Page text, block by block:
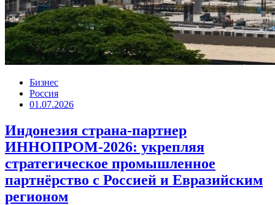
Бизнес
Россия
01.07.2026
Индонезия страна-партнер
ИННОПРОМ-2026: укрепляя
стратегическое промышленное
партнёрство с Россией и Евразийским
регионом